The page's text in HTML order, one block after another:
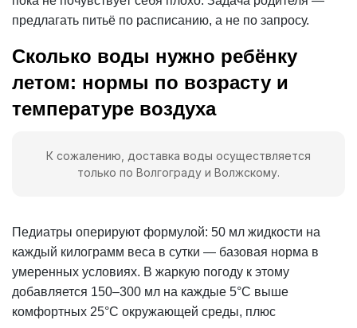
предлагать питьё по расписанию, а не по запросу.
Сколько воды нужно ребёнку
летом: нормы по возрасту и
температуре воздуха
К сожалению, доставка воды осуществляется
только по Волгограду и Волжскому.
Педиатры оперируют формулой: 50 мл жидкости на
каждый килограмм веса в сутки — базовая норма в
умеренных условиях. В жаркую погоду к этому
добавляется 150–300 мл на каждые 5°С выше
комфортных 25°С окружающей среды, плюс